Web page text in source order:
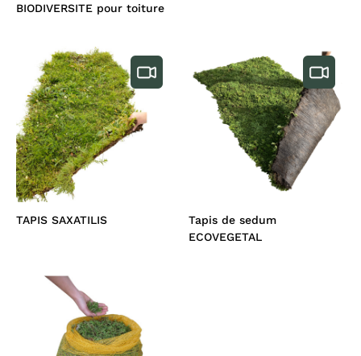
BIODIVERSITE pour toiture
TAPIS SAXATILIS
Tapis de sedum
ECOVEGETAL